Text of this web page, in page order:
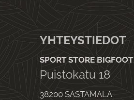
YHTEYSTIEDOT
SPORT STORE BIGFOOT
Puistokatu 18
38200 SASTAMALA